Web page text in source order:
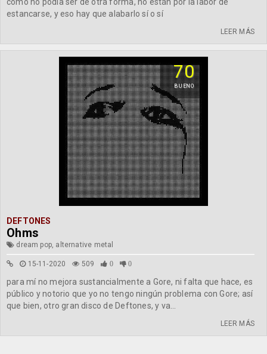
estancarse, y eso hay que alabarlo sí o sí
LEER MÁS
70
BUENO
DEFTONES
Ohms
dream pop, alternative metal
15-11-2020 509 0 0
para mí no mejora sustancialmente a Gore, ni falta que hace, es
público y notorio que yo no tengo ningún problema con Gore; así
que bien, otro gran disco de Deftones, y va...
LEER MÁS